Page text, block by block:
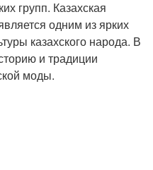
групп. Казахская
одним из ярких
казахского народа. В
и традиции
моды.